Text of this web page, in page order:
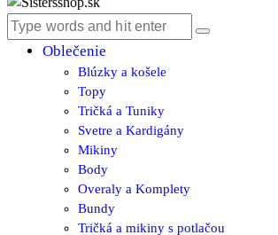
Oblečenie
Blúzky a košele
Topy
Tričká a Tuniky
Svetre a Kardigány
Mikiny
Body
Overaly a Komplety
Bundy
Tričká a mikiny s potlačou